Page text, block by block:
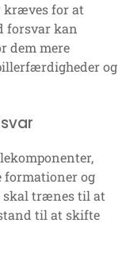
kræves for at
forsvar kan
dem mere
og
formationer og
skal trænes til at
til at skifte